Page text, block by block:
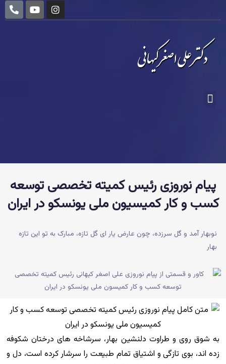
I
n
s
Y
o
u
P
h
o
فهرست
پیام نوروزی رئیس کمیته تخصصی توسعه
کسب و کار کمیسیون ملی یونسکو در ایران
نوبهار آمد و گل سرزده، چون عارض یار ای گل تازه، مبارک به تو این تازه
بهار
به شوق روی و طراوت دلنشین بهار، سرشاخه های درختان شکوفه
زده اند، بوی تازگی و اشتیاق تمام طبیعت را سرشار کرده است، دل و